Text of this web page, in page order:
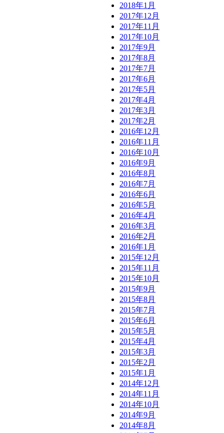
2018年1月
2017年12月
2017年11月
2017年10月
2017年9月
2017年8月
2017年7月
2017年6月
2017年5月
2017年4月
2017年3月
2017年2月
2016年12月
2016年11月
2016年10月
2016年9月
2016年8月
2016年7月
2016年6月
2016年5月
2016年4月
2016年3月
2016年2月
2016年1月
2015年12月
2015年11月
2015年10月
2015年9月
2015年8月
2015年7月
2015年6月
2015年5月
2015年4月
2015年3月
2015年2月
2015年1月
2014年12月
2014年11月
2014年10月
2014年9月
2014年8月